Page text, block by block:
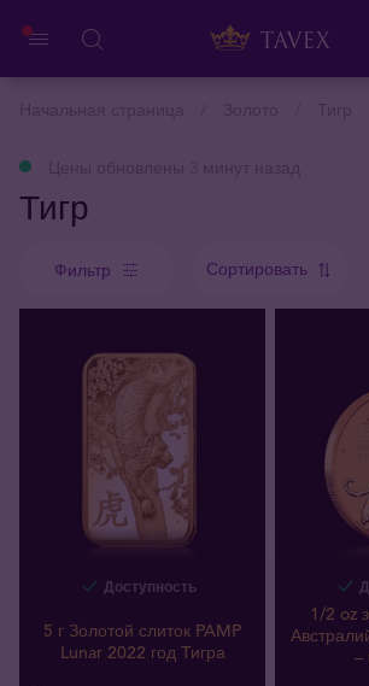
Тигр
Фильтр Сортировать
Доступность
5 г Золотой слиток PAMP
Lunar 2022 год Тигра
1/2 oz
–